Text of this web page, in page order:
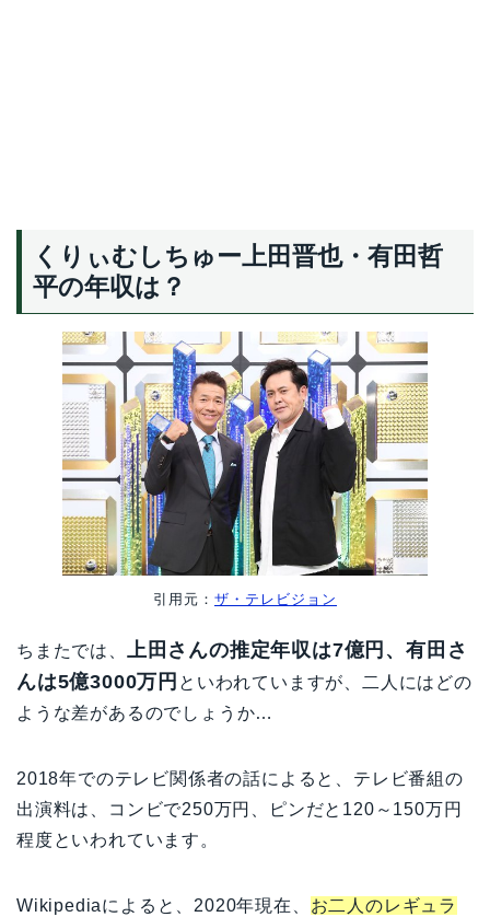
くりぃむしちゅー上田晋也・有田哲
平の年収は？
引用元： ザ・テレビジョン
ちまたでは、 上田さんの推定年収は7億円、有田さ
んは5億3000万円 といわれていますが、二人にはどの
ような差があるのでしょうか…
2018年でのテレビ関係者の話によると、テレビ番組の
出演料は、コンビで250万円、ピンだと120～150万円
程度といわれています。
Wikipediaによると、2020年現在、 お二人のレギュラ